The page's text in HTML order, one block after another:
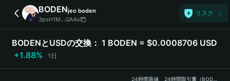
简体中文
繁體中文
Português (Portugal)
Bahasa Indonesia
ภาษาไทย
हिन्दी
BODENjeo boden
3psH1M...QA4o
リスク
BODENとUSDの交換： 1 BODEN = $0.0008706 USD
+1.88%
1日
24時間高値
24時間取引量（BODEN）